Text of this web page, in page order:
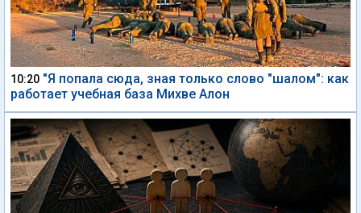
10:20 "Я попала сюда, зная только слово "шалом": как
работает учебная база Михве Алон